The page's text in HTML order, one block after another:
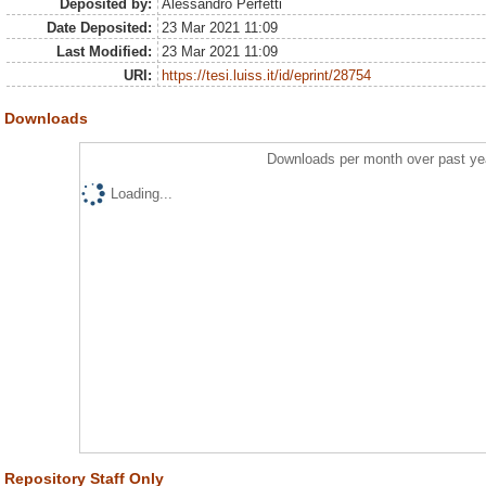
Deposited by:
Alessandro Perfetti
Date Deposited:
23 Mar 2021 11:09
Last Modified:
23 Mar 2021 11:09
URI:
https://tesi.luiss.it/id/eprint/28754
Downloads
Downloads per month over past
Loading...
Repository Staff Only